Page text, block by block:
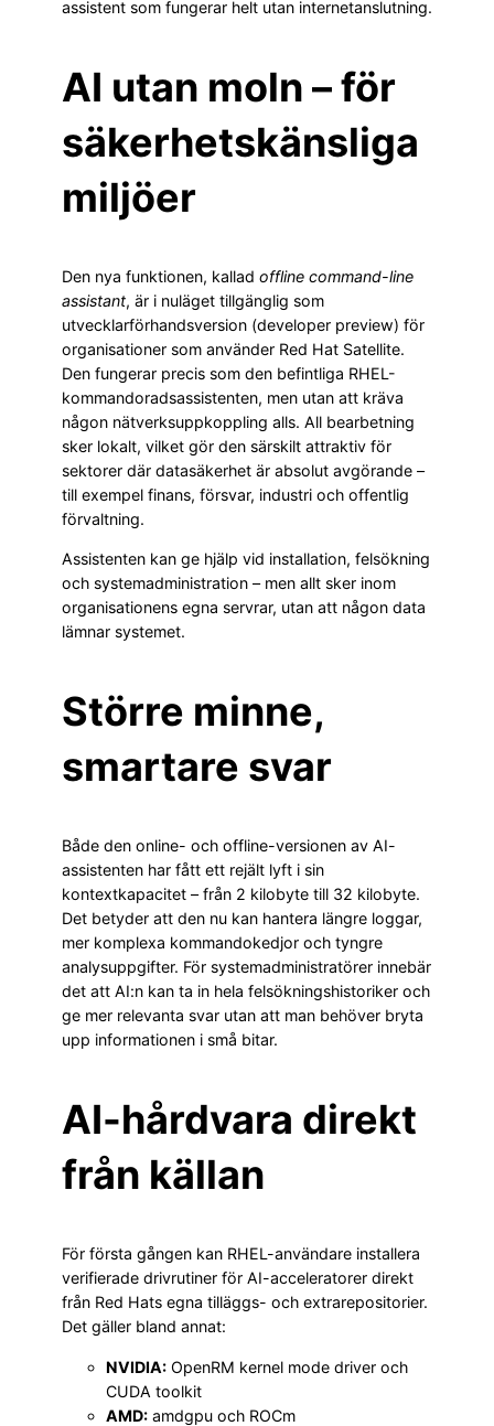
assistent som fungerar helt utan internetanslutning.
AI utan moln – för
säkerhetskänsliga
miljöer
Den nya funktionen, kallad offline command-line
assistant, är i nuläget tillgänglig som
utvecklarförhandsversion (developer preview) för
organisationer som använder Red Hat Satellite.
Den fungerar precis som den befintliga RHEL-
kommandoradsassistenten, men utan att kräva
någon nätverksuppkoppling alls. All bearbetning
sker lokalt, vilket gör den särskilt attraktiv för
sektorer där datasäkerhet är absolut avgörande –
till exempel finans, försvar, industri och offentlig
förvaltning.
Assistenten kan ge hjälp vid installation, felsökning
och systemadministration – men allt sker inom
organisationens egna servrar, utan att någon data
lämnar systemet.
Större minne,
smartare svar
Både den online- och offline-versionen av AI-
assistenten har fått ett rejält lyft i sin
kontextkapacitet – från 2 kilobyte till 32 kilobyte.
Det betyder att den nu kan hantera längre loggar,
mer komplexa kommandokedjor och tyngre
analysuppgifter. För systemadministratörer innebär
det att AI:n kan ta in hela felsökningshistoriker och
ge mer relevanta svar utan att man behöver bryta
upp informationen i små bitar.
AI-hårdvara direkt
från källan
För första gången kan RHEL-användare installera
verifierade drivrutiner för AI-acceleratorer direkt
från Red Hats egna tilläggs- och extrarepositorier.
Det gäller bland annat:
NVIDIA: OpenRM kernel mode driver och
CUDA toolkit
AMD: amdgpu och ROCm